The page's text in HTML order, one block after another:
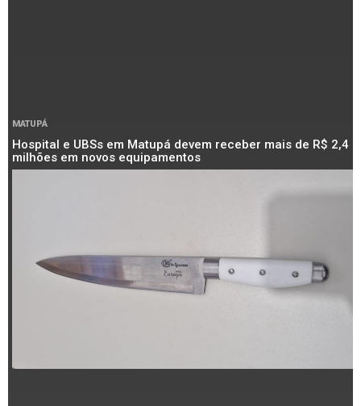
MATUPÁ
Hospital e UBSs em Matupá devem receber mais de R$ 2,4
milhões em novos equipamentos